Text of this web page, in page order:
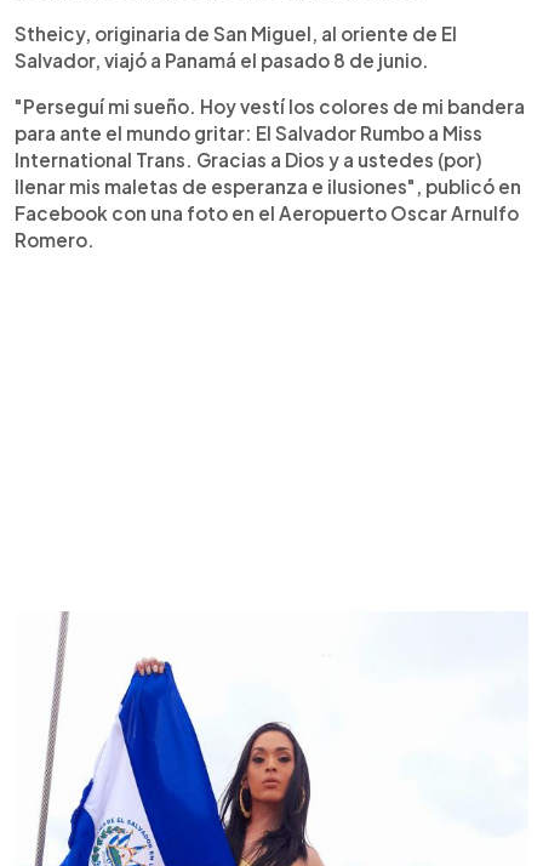
Stheicy, originaria de San Miguel, al oriente de El
Salvador, viajó a Panamá el pasado 8 de junio.
"Perseguí mi sueño. Hoy vestí los colores de mi bandera
para ante el mundo gritar: El Salvador Rumbo a Miss
International Trans. Gracias a Dios y a ustedes (por)
llenar mis maletas de esperanza e ilusiones", publicó en
Facebook con una foto en el Aeropuerto Oscar Arnulfo
Romero.